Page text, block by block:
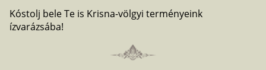
Kóstolj bele Te is Krisna-völgyi terményeink
ízvarázsába!